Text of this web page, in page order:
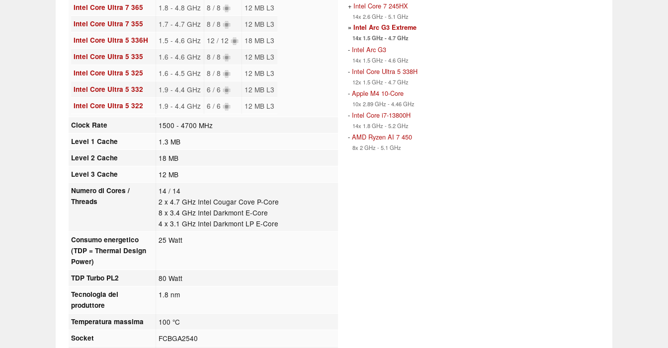
Intel Core Ultra 7 365 1.8 - 4.8 GHz 8 / 8 12 MB L3
Intel Core Ultra 7 355 1.7 - 4.7 GHz 8 / 8 12 MB L3
Intel Core Ultra 5 336H 1.5 - 4.6 GHz 12 / 12 18 MB L3
Intel Core Ultra 5 335 1.6 - 4.6 GHz 8 / 8 12 MB L3
Intel Core Ultra 5 325 1.6 - 4.5 GHz 8 / 8 12 MB L3
Intel Core Ultra 5 332 1.9 - 4.4 GHz 6 / 6 12 MB L3
Intel Core Ultra 5 322 1.9 - 4.4 GHz 6 / 6 12 MB L3
Clock Rate 1500 - 4700 MHz
Level 1 Cache 1.3 MB
Level 2 Cache 18 MB
Level 3 Cache 12 MB
Numero di Cores /
Threads
14 / 14
2 x 4.7 GHz Intel Cougar Cove P-Core
8 x 3.4 GHz Intel Darkmont E-Core
4 x 3.1 GHz Intel Darkmont LP E-Core
Consumo energetico
(TDP = Thermal Design
Power)
25 Watt
TDP Turbo PL2 80 Watt
Tecnologia del
produttore
1.8 nm
Temperatura massima 100 °C
Socket FCBGA2540
+ Intel Core 7 245HX
14x 2.6 GHz - 5.1 GHz
» Intel Arc G3 Extreme
14x 1.5 GHz - 4.7 GHz
- Intel Arc G3
14x 1.5 GHz - 4.6 GHz
- Intel Core Ultra 5 338H
12x 1.5 GHz - 4.7 GHz
- Apple M4 10-Core
10x 2.89 GHz - 4.46 GHz
- Intel Core i7-13800H
14x 1.8 GHz - 5.2 GHz
- AMD Ryzen AI 7 450
8x 2 GHz - 5.1 GHz